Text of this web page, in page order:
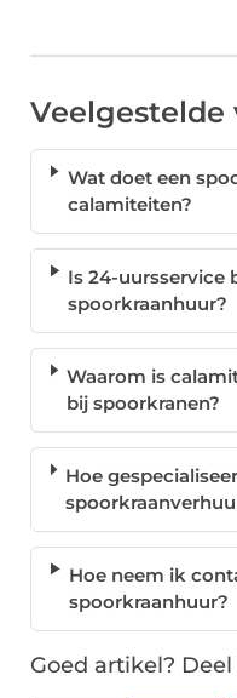
Veelgestelde
Wat doet een
calamiteiten?
Is 24-uursservice
spoorkraanhuur?
Waarom is
bij spoorkranen?
Hoe
Hoe neem ik
spoorkraanhuur?
Goed artikel?